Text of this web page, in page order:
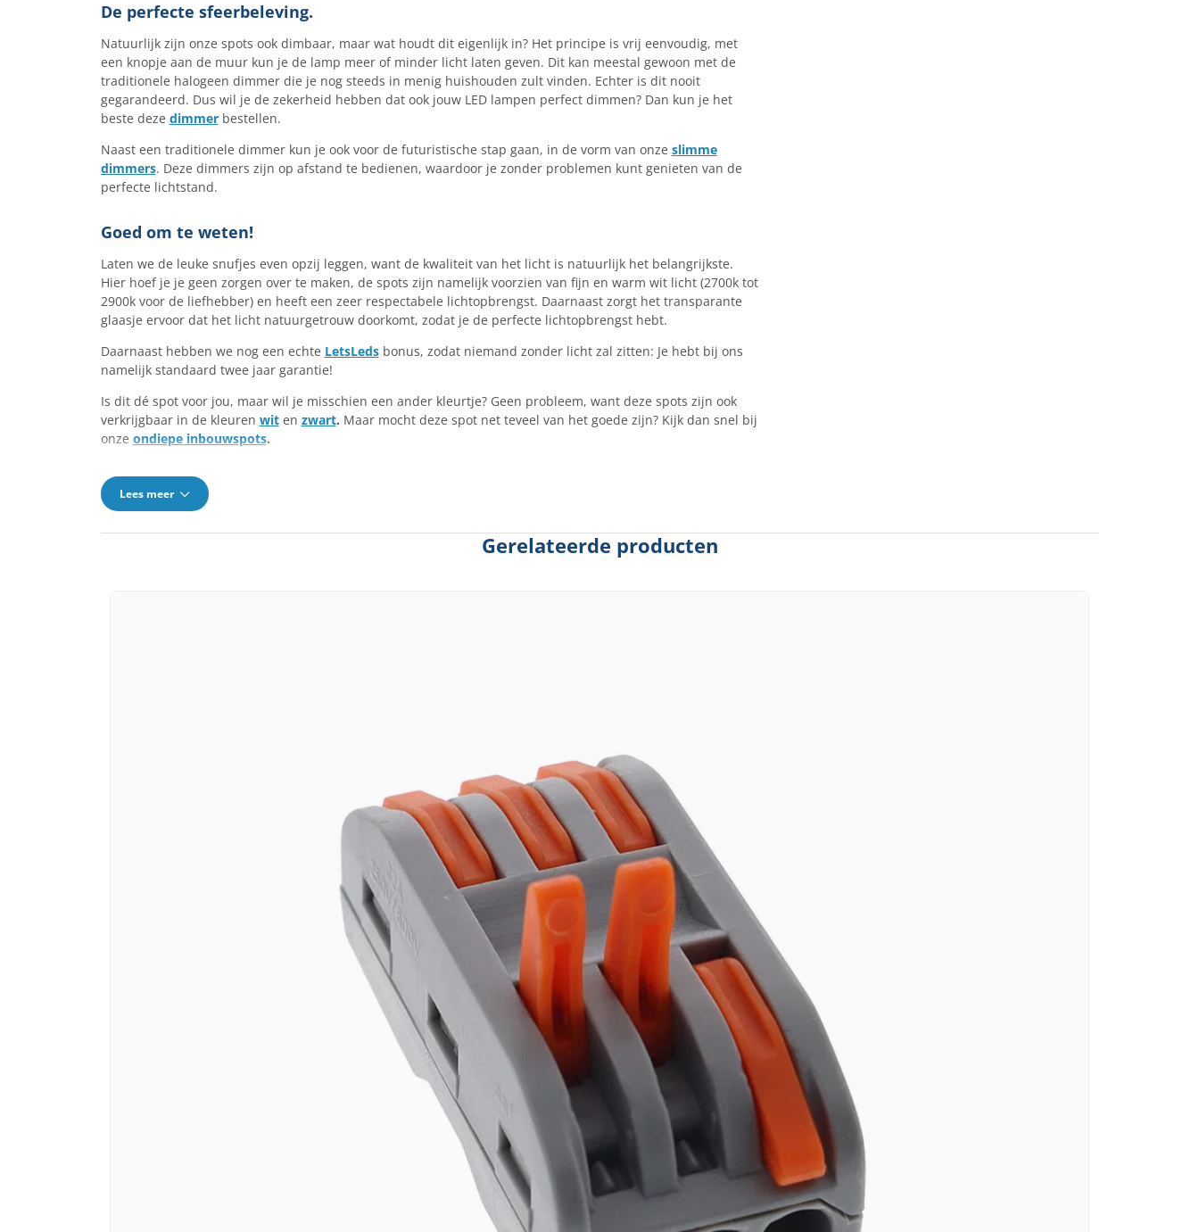
De perfecte sfeerbeleving.
Natuurlijk zijn onze spots ook dimbaar, maar wat houdt dit eigenlijk in? Het principe is vrij eenvoudig, met
een knopje aan de muur kun je de lamp meer of minder licht laten geven. Dit kan meestal gewoon met de
traditionele halogeen dimmer die je nog steeds in menig huishouden zult vinden. Echter is dit nooit
gegarandeerd. Dus wil je de zekerheid hebben dat ook jouw LED lampen perfect dimmen? Dan kun je het
beste deze dimmerbestellen.
Naast een traditionele dimmer kun je ook voor de futuristische stap gaan, in de vorm van onze slimme
dimmers. Deze dimmers zijn op afstand te bedienen, waardoor je zonder problemen kunt genieten van de
perfecte lichtstand.
Goed om te weten!
Laten we de leuke snufjes even opzij leggen, want de kwaliteit van het licht is natuurlijk het belangrijkste.
Hier hoef je je geen zorgen over te maken, de spots zijn namelijk voorzien van fijn en warm wit licht (2700k tot
2900k voor de liefhebber) en heeft een zeer respectabele lichtopbrengst. Daarnaast zorgt het transparante
glaasje ervoor dat het licht natuurgetrouw doorkomt, zodat je de perfecte lichtopbrengst hebt.
Daarnaast hebben we nog een echte LetsLedsbonus, zodat niemand zonder licht zal zitten: Je hebt bij ons
namelijk standaard twee jaar garantie!
Is dit dé spot voor jou, maar wil je misschien een ander kleurtje? Geen probleem, want deze spots zijn ook
verkrijgbaar in de kleuren wit en zwart. Maar mocht deze spot net teveel van het goede zijn? Kijk dan snel bij
onze ondiepe inbouwspots.
Lees meer
Gerelateerde producten